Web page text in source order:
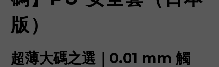
版）
超薄大碼之選｜0.01 mm 觸